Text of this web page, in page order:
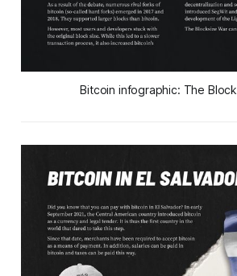
Bitcoin infographic: The